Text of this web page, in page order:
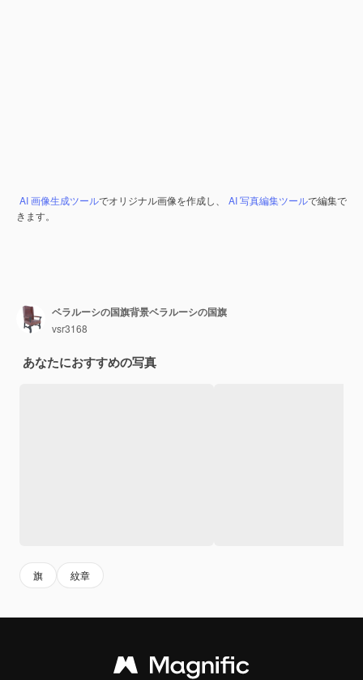
AI 画像生成ツールでオリジナル画像を作成し、 AI 写真編集ツールで編集で
きます。
ベラルーシの国旗背景ベラルーシの国旗
vsr3168
あなたにおすすめの写真
旗 紋章